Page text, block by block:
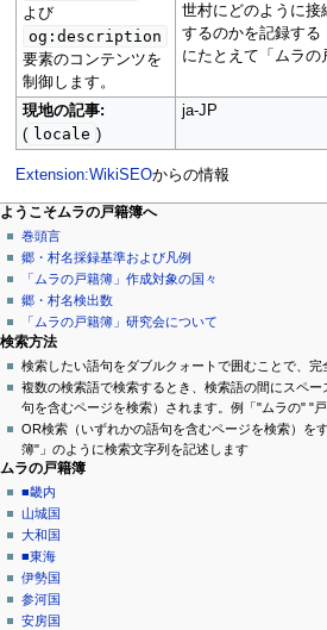
よび
og:description
要素のコンテンツを
制御します。
世村にどのように接
するのかを記録する
にたとえて「ムラの
現地の記事:
( locale )
ja-JP
Extension:WikiSEOからの情報
ナ
ゲ
ー
シ
ョ
メ
ニ
ュ
ー
ページ操作
ペ
ー
ジ
議
論
閲
覧
ソ
ー
を
閲
歴
個人用ツール
ロ
グ
イ
ン
ようこそムラの戸籍簿へ
巻頭言
郷・村名採録基準および凡例
「ムラの戸籍簿」作成対象の国々
郷・村名検出数
「ムラの戸籍簿」研究会について
検索方法
検索したい語句をダブルクォートで囲むことで、
複数の検索語で検索するとき、検索語の間にスペ
句を含むページを検索）されます。例「"ムラの" "戸
OR検索（いずれかの語句を含むページを検索）を
簿"」のように検索文字列を記述します
ムラの戸籍簿
■畿内
山城国
大和国
■東海
伊勢国
参河国
安房国